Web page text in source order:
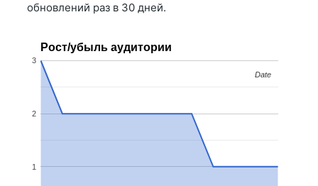
обновлений раз в 30 дней.
Рост/убыль аудитории
1
2
3
Date
Date